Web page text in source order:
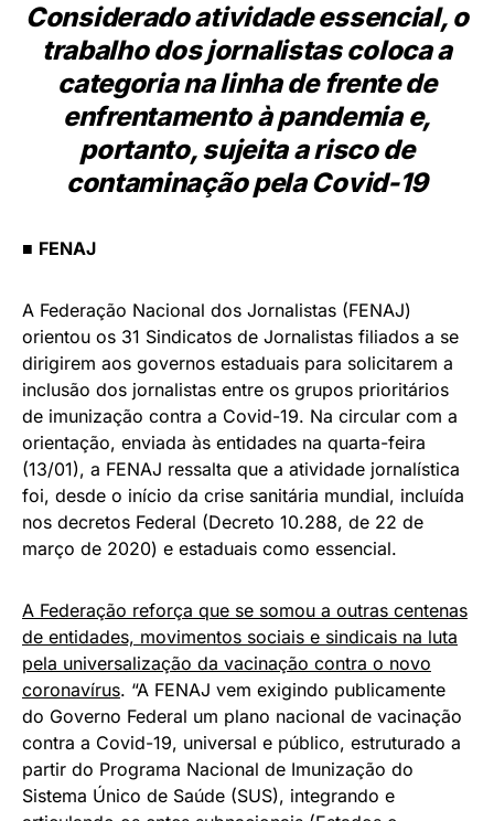
Considerado atividade essencial, o
trabalho dos jornalistas coloca a
categoria na linha de frente de
enfrentamento à pandemia e,
portanto, sujeita a risco de
contaminação pela Covid-19
■ FENAJ
A Federação Nacional dos Jornalistas (FENAJ)
orientou os 31 Sindicatos de Jornalistas filiados a se
dirigirem aos governos estaduais para solicitarem a
inclusão dos jornalistas entre os grupos prioritários
de imunização contra a Covid-19. Na circular com a
orientação, enviada às entidades na quarta-feira
(13/01), a FENAJ ressalta que a atividade jornalística
foi, desde o início da crise sanitária mundial, incluída
nos decretos Federal (Decreto 10.288, de 22 de
março de 2020) e estaduais como essencial.
A Federação reforça que se somou a outras centenas
de entidades, movimentos sociais e sindicais na luta
pela universalização da vacinação contra o novo
coronavírus. “A FENAJ vem exigindo publicamente
do Governo Federal um plano nacional de vacinação
contra a Covid-19, universal e público, estruturado a
partir do Programa Nacional de Imunização do
Sistema Único de Saúde (SUS), integrando e